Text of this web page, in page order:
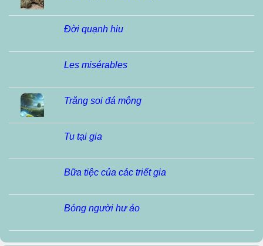
Đời quạnh hiu
Les misérables
Trăng soi đá mộng
Tu tại gia
Bữa tiệc của các triết gia
Bóng người hư ảo